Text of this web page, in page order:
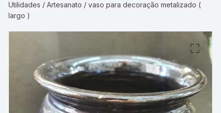
Utilidades /Artesanato / vaso para decoração metalizado (
largo )